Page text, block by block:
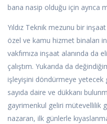
bana nasip olduğu için ayrıca
Yıldız Teknik mezunu bir
özel ve kamu hizmet binaları
vakfımıza inşaat alanında da
çalıştım. Yukarıda da
işleyişini döndürmeye yetecek
sayıda daire ve dükkanı
gayrimenkul geliri mütevellilik
nazaran, ilk günlerle